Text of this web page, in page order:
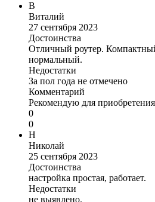
В
Виталий
27 сентября 2023
Достоинства
Отличный роутер.
нормальный.
Недостатки
За пол года не отмечено
Комментарий
Рекомендую для приобретения
0
0
Н
Николай
25 сентября 2023
Достоинства
настройка простая, работает.
Недостатки
не выявлено.